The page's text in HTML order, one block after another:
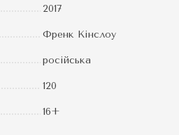
2017
Френк Кінслоу
російська
120
16+